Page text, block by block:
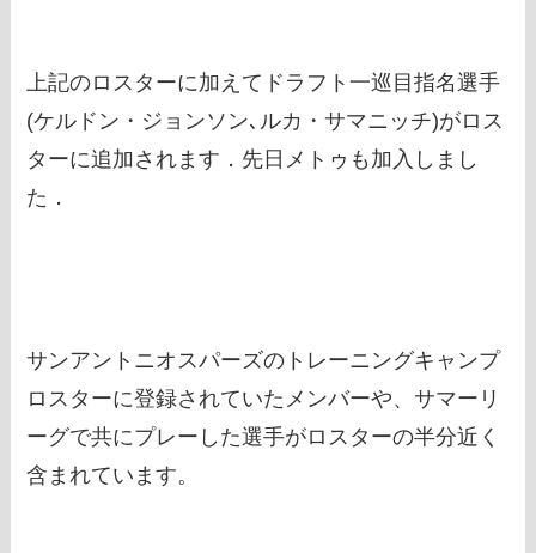
上記のロスターに加えてドラフト一巡目指名選手
(ケルドン・ジョンソン､ルカ・サマニッチ)がロス
ターに追加されます．先日メトゥも加入しまし
た．
サンアントニオスパーズのトレーニングキャンプ
ロスターに登録されていたメンバーや、サマーリ
ーグで共にプレーした選手がロスターの半分近く
含まれています。